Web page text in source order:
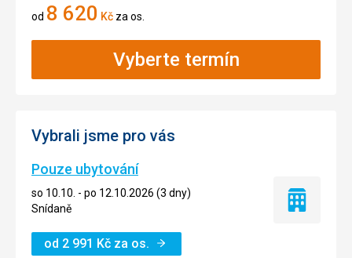
od 8 620 Kč za os.
Vyberte termín
Vybrali jsme pro vás
Pouze ubytování
so 10.10. - po 12.10.2026 (3 dny)
Snídaně
od 2 991 Kč za os.
Pouze